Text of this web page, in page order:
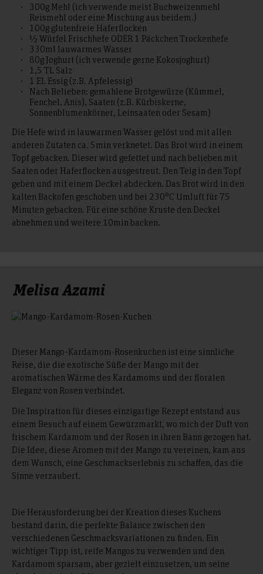
300g Mehl (ich verwende meist Buchweizenmehl
Reismehl oder eine Mischung aus beidem.)
100g glutenfreie Haferflocken
½ Würfel Frischhefe ODER 1 Päckchen Trockenhefe
330ml lauwarmes Wasser
80g Joghurt (ich verwende gerne Kokosjoghurt)
1,5 TL Salz
1 EL Essig (z.B. Apfelessig)
Nach Belieben: gemahlene Brotgewürze (Kümmel,
Fenchel, Anis), Saaten (z.B. Kürbiskerne,
Sonnenblumenkörner, Leinsaaten oder Sesam)
Die Hefe wird in lauwarmen Wasser gelöst und mit allen
anderen Zutaten ca. 5min verknetet. Das Brot wird in einem
Topf gebacken. Dieser wird gefettet und nach belieben mit
Saaten oder Haferflocken ausgestreut. Den Teig in den Topf
geben und mit einem Deckel abdecken. Das Brot wird in den
kalten Backofen geschoben und bei 230°C Umluft für 75
Minuten gebacken. Für eine schöne Kruste den Deckel
abnehmen und weitere 10min backen.
Melisa Azami
Dieser Mango-Kardamom-Rosenkuchen ist eine sinnliche
Reise, die die exotische Süße der Mango mit der
aromatischen Wärme des Kardamoms und der floralen
Eleganz von Rosen verbindet.
Die Inspiration für dieses einzigartige Rezept entstand aus
einem Besuch auf einem Gewürzmarkt, wo mich der Duft von
frischem Kardamom und der Rosen in ihren Bann gezogen hat.
Die Idee, diese Aromen mit der Mango zu vereinen, kam aus
dem Wunsch, eine Geschmackserlebnis zu schaffen, das die
Sinne verzaubert.
Die Herausforderung bei der Kreation dieses Kuchens
bestand darin, die perfekte Balance zwischen den
verschiedenen Geschmacksvariationen zu finden. Ein
wichtiger Tipp ist, reife Mangos zu verwenden und den
Kardamom sparsam, aber gezielt einzusetzen, um seine